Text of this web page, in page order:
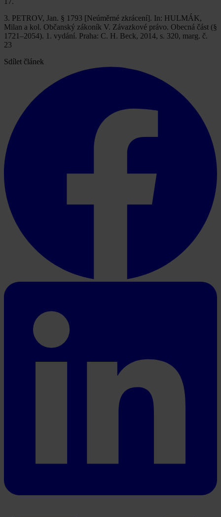
3. PETROV, Jan. § 1793 [Neúměrné zkrácení]. In: HULMÁK,
Milan a kol. Občanský zákoník V. Závazkové právo. Obecná část (§
1721–2054). 1. vydání. Praha: C. H. Beck, 2014, s. 320, marg. č.
23
Sdílet článek